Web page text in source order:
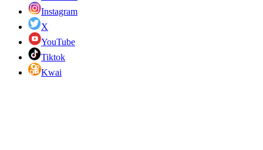
Instagram
X
YouTube
Tiktok
Kwai